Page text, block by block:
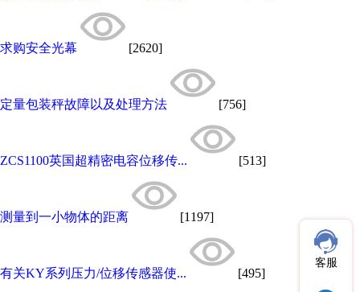
求购安全光幕 [2620]
定量包装秤故障以及处理方法 [756]
ZCS1100英国超精密电容位移传... [513]
测量到一小物体的距离 [1197]
有关KY系列压力/位移传感器使... [495]
客服